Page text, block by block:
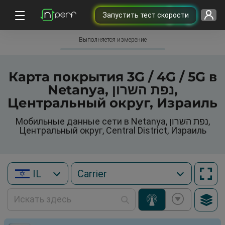
Запустить тест скорости
Выполняется измерение
Карта покрытия 3G / 4G / 5G в
Netanya, נפת השרון,
Центральный округ, Израиль
Мобильные данные сети в Netanya, נפת השרון,
Центральный округ, Central District, Израиль
IL